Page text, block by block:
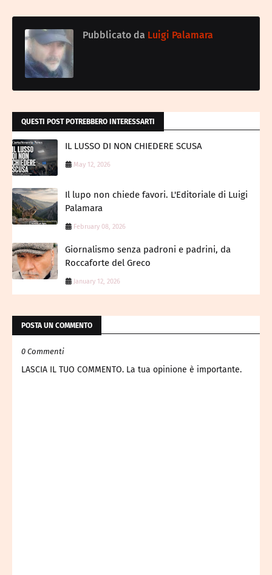
Pubblicato da Luigi Palamara
QUESTI POST POTREBBERO INTERESSARTI
IL LUSSO DI NON CHIEDERE SCUSA
May 12, 2026
Il lupo non chiede favori. L'Editoriale di Luigi
Palamara
February 08, 2026
Giornalismo senza padroni e padrini, da
Roccaforte del Greco
January 12, 2026
POSTA UN COMMENTO
0 Commenti
LASCIA IL TUO COMMENTO. La tua opinione è importante.